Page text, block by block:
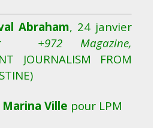
Abraham, 24 janvier
+972 Magazine,
JOURNALISM FROM
Ville pour LPM